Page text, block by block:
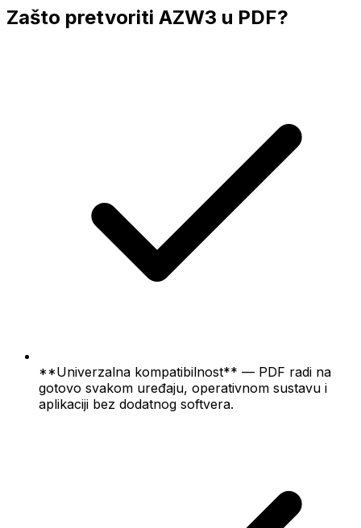
Zašto pretvoriti AZW3 u PDF?
**Univerzalna kompatibilnost** — PDF radi na
gotovo svakom uređaju, operativnom sustavu i
aplikaciji bez dodatnog softvera.